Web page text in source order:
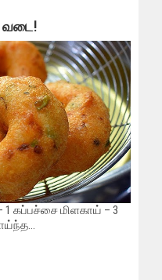
வடை!
கப்பச்சை மிளகாய் – 3